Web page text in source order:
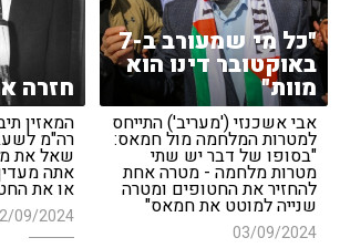
"כל מי שמעורב ב-7
באוקטובר דינו הוא
מוות"
אבי אשכנזי ('מעריב') התייחס
למטרות המלחמה מול חמאס:
"בסופו של דבר יש שתי
מטרות מלחמה - מטרה אחת
להחזיר את החטופים ומטרה
שנייה למוטט את חמאס"
03/09/2024
חזרה
המאזין
רה"מ
שאל את
אתה
או את
09/2024